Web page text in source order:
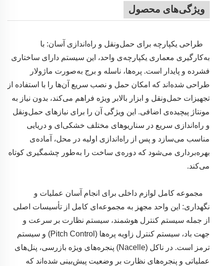
ویژگی‌های محصول
طراحی یکپارچه برای حمل‌ونقل و راه‌اندازی آسان: با
به‌کارگیری معماری یکپارچه‌ی واحد، این سیستم دارای ساختاری
فشرده و پایدار است. پره‌ها، ناسله و برج به‌صورت ماژولار
طراحی شده‌اند که امکان حمل و نصب سریع آن‌ها را با استفاده از
تجهیزات حمل‌ونقل و ابزار بالابر ویژه فراهم می‌کند، بدون نیاز به
مونتاژ پیچیده‌ی اضافی. این ویژگی آن را برای نیازهای حمل‌ونقل
و راه‌اندازی سریع در سناریوهای مختلف خشکی‌ای و دریایی
مناسب می‌سازد و پس از راه‌اندازی اولیه در محل، آماده‌ی
بهره‌برداری می‌شود که دوره‌ی ساخت را به‌طور چشمگیری کوتاه
می‌کند.
مجموعه کامل لوازم داخلی برای انجام آسان عملیات و
نگهداری: این واحد مجهز به مجموعه‌ای کامل از تأسیسات اصلی
از جمله سیستم کنترل هوشمند، سیستم نظارت بر سرعت و
جهت باد، سیستم کنترل زاویه پره‌ها (Pitch Control) و سیستم
ترمز است. در ناکل (Nacelle) پنجره‌های ویژه بازرسی، پنل‌های
عملیاتی و پنجره‌های نظارت بر وضعیت پیش‌بینی شده‌اند که